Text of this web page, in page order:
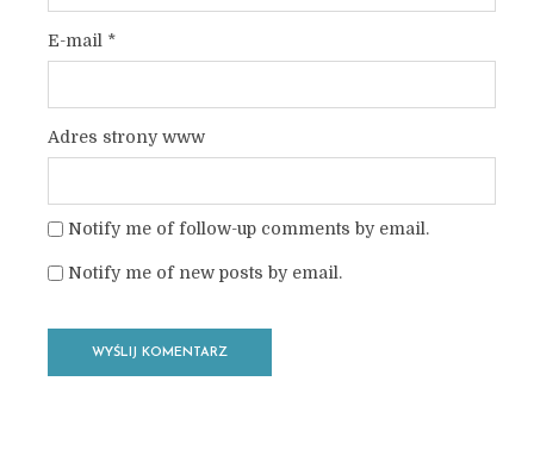
E-mail *
Adres strony www
Notify me of follow-up comments by email.
Notify me of new posts by email.